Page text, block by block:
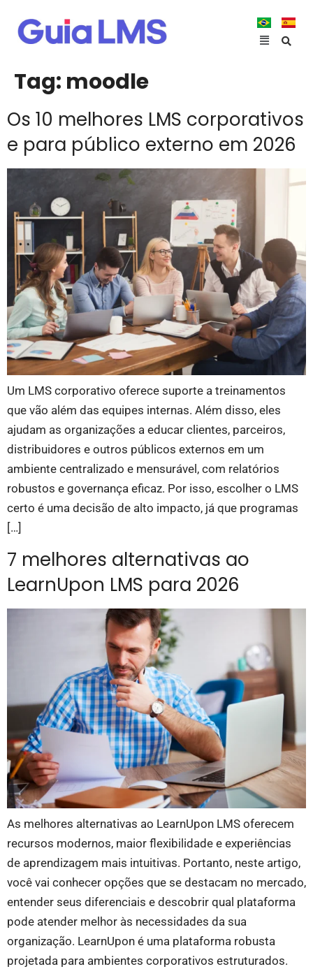
Tag: moodle
Os 10 melhores LMS corporativos
e para público externo em 2026
Um LMS corporativo oferece suporte a treinamentos
que vão além das equipes internas. Além disso, eles
ajudam as organizações a educar clientes, parceiros,
distribuidores e outros públicos externos em um
ambiente centralizado e mensurável, com relatórios
robustos e governança eficaz. Por isso, escolher o LMS
certo é uma decisão de alto impacto, já que programas
[…]
7 melhores alternativas ao
LearnUpon LMS para 2026
As melhores alternativas ao LearnUpon LMS oferecem
recursos modernos, maior flexibilidade e experiências
de aprendizagem mais intuitivas. Portanto, neste artigo,
você vai conhecer opções que se destacam no mercado,
entender seus diferenciais e descobrir qual plataforma
pode atender melhor às necessidades da sua
organização. LearnUpon é uma plataforma robusta
projetada para ambientes corporativos estruturados.